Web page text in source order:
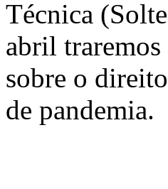
Técnica
abril traremos
sobre o
de pandemia.